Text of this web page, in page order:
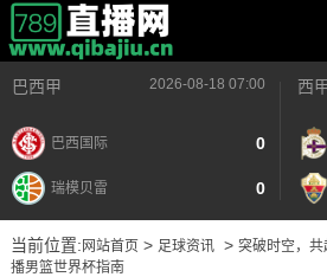
巴西甲 2026-08-18 07:00
巴西国际 0
瑞模贝雷 0
西
当前位置: 网站首页> 足球资讯> 突破时空，
播男篮世界杯指南